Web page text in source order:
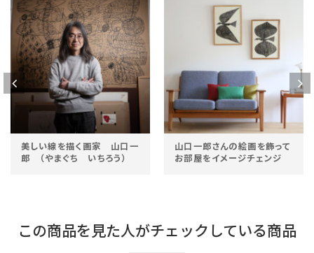
山口一郎さんの絵画を飾って
お部屋をイメージチェンジ
北欧の暮らしに学ぶ「絵を飾
ること」はおしゃれで心地良
この商品を見た人がチェックしている商品